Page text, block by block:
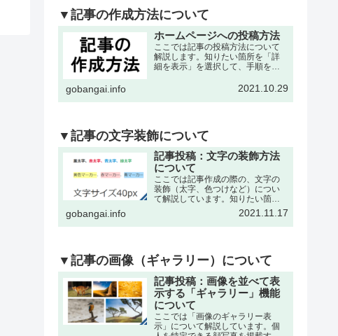
振…
▼記事の作成方法について
ホームページへの投稿方法
ここでは記事の投稿方法について
解説します。知りたい箇所を「詳
細を表示」を選択して、手順を確
各々の委員会・団体・クラブサー
す。それぞれに記事作成の為の
gobangai.info 2021.10.29
▼記事の文字装飾について
記事投稿：文字の装飾方法
について
ここでは記事作成の際の、文字の
装飾（太字、色つけなど）につい
て解説しています。知りたい箇所
を「詳細を表示」を選択して、手
順を確認して下さい。※記事の作
成・編集などの基本操作は下記の
い…
gobangai.info 2021.11.17
▼記事の画像（ギャラリー）について
記事投稿：画像を並べて表
示する「ギャラリー」機能
について
ここでは「画像のギャラリー表
示」について解説しています。個